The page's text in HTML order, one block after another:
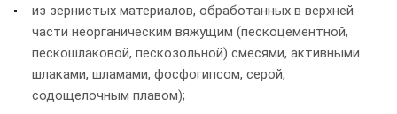
из зернистых материалов, обработанных в верхней
части неорганическим вяжущим (пескоцементной,
пескошлаковой, пескозольной) смесями, активными
шлаками, шламами, фосфогипсом, серой,
содощелочным плавом);